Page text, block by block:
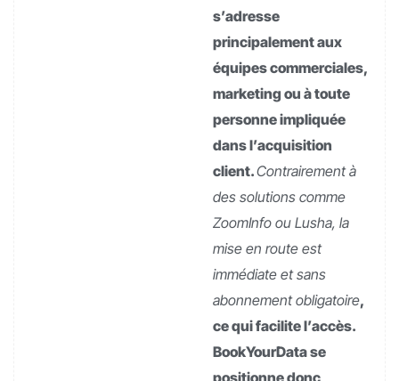
s’adresse
principalement aux
équipes commerciales,
marketing ou à toute
personne impliquée
dans l’acquisition
client.Contrairement à
des solutions comme
ZoomInfo ou Lusha, la
mise en route est
immédiate et sans
abonnement obligatoire,
ce qui facilite l’accès.
BookYourData se
positionne donc